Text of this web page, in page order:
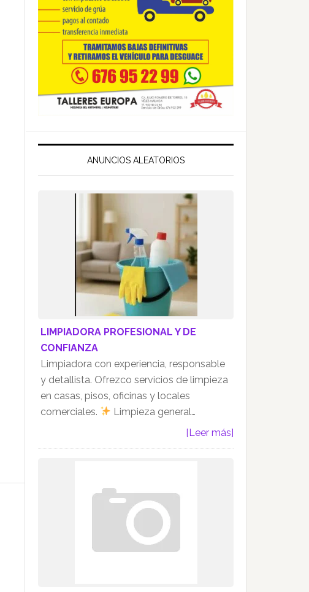
ANUNCIOS ALEATORIOS
LIMPIADORA PROFESIONAL Y DE
CONFIANZA
Limpiadora con experiencia, responsable
y detallista. Ofrezco servicios de limpieza
en casas, pisos, oficinas y locales
comerciales.
Limpieza general…
[Leer más]